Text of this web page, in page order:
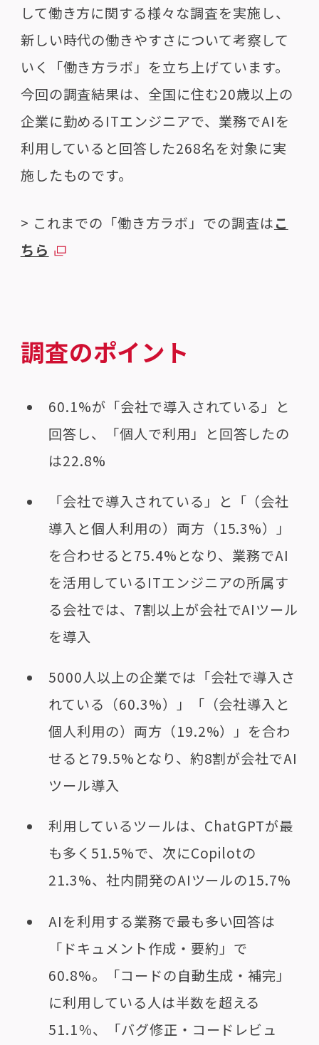
して働き方に関する様々な調査を実施し、
新しい時代の働きやすさについて考察して
いく「働き方ラボ」を立ち上げています。
今回の調査結果は、全国に住む20歳以上の
企業に勤めるITエンジニアで、業務でAIを
利用していると回答した268名を対象に実
施したものです。
> これまでの「働き方ラボ」での調査はこ
ちら
調査のポイント
60.1%が「会社で導入されている」と
回答し、「個人で利用」と回答したの
は22.8%
「会社で導入されている」と「（会社
導入と個人利用の）両方（15.3%）」
を合わせると75.4%となり、業務でAI
を活用しているITエンジニアの所属す
る会社では、7割以上が会社でAIツール
を導入
5000人以上の企業では「会社で導入さ
れている（60.3%）」「（会社導入と
個人利用の）両方（19.2%）」を合わ
せると79.5%となり、約8割が会社でAI
ツール導入
利用しているツールは、ChatGPTが最
も多く51.5%で、次にCopilotの
21.3%、社内開発のAIツールの15.7%
AIを利用する業務で最も多い回答は
「ドキュメント作成・要約」で
60.8%。「コードの自動生成・補完」
に利用している人は半数を超える
51.1％、「バグ修正・コードレビュ